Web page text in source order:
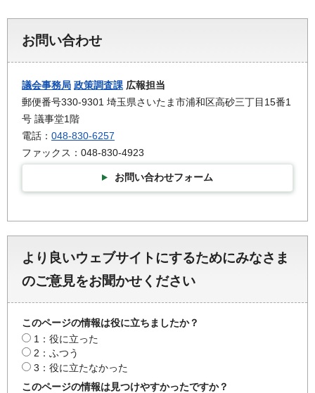
お問い合わせ
議会事務局 政策調査課 広報担当
郵便番号330-9301 埼玉県さいたま市浦和区高砂三丁目15番1
号 議事堂1階
電話： 048-830-6257
ファックス：048-830-4923
お問い合わせフォーム
より良いウェブサイトにするためにみなさま
のご意見をお聞かせください
このページの情報は役に立ちましたか？
1：役に立った
2：ふつう
3：役に立たなかった
このページの情報は見つけやすかったですか？